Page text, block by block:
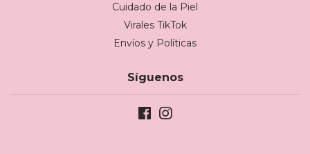
Cuidado de la Piel
Virales TikTok
Envíos y Políticas
Síguenos